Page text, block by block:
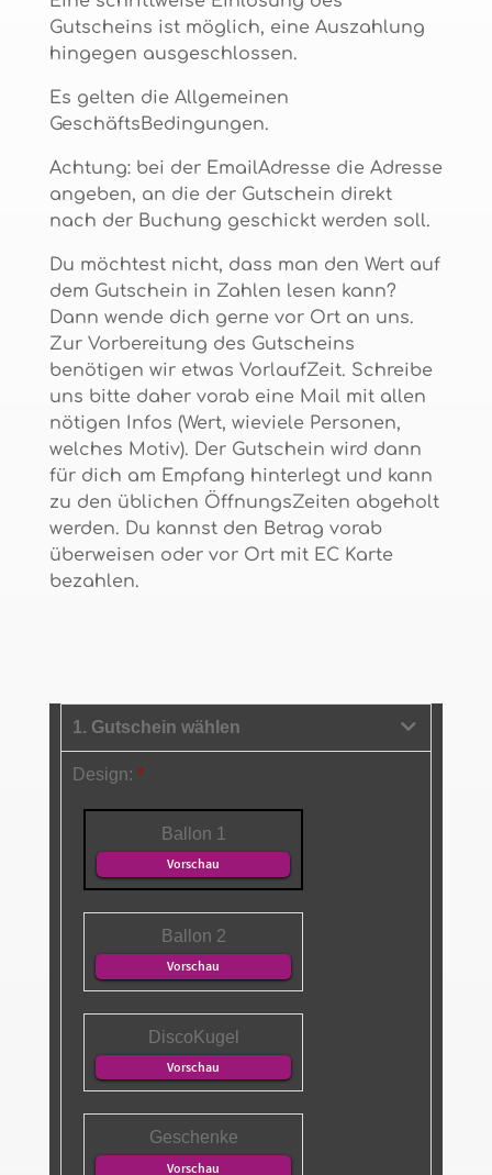
Gutscheins ist möglich, eine Auszahlung
hingegen ausgeschlossen.
Es gelten die Allgemeinen
GeschäftsBedingungen.
Achtung: bei der EmailAdresse die Adresse
angeben, an die der Gutschein direkt
nach der Buchung geschickt werden soll.
Du möchtest nicht, dass man den Wert auf
dem Gutschein in Zahlen lesen kann?
Dann wende dich gerne vor Ort an uns.
Zur Vorbereitung des Gutscheins
benötigen wir etwas VorlaufZeit. Schreibe
uns bitte daher vorab eine Mail mit allen
nötigen Infos (Wert, wieviele Personen,
welches Motiv). Der Gutschein wird dann
für dich am Empfang hinterlegt und kann
zu den üblichen ÖffnungsZeiten abgeholt
werden. Du kannst den Betrag vorab
überweisen oder vor Ort mit EC Karte
bezahlen.